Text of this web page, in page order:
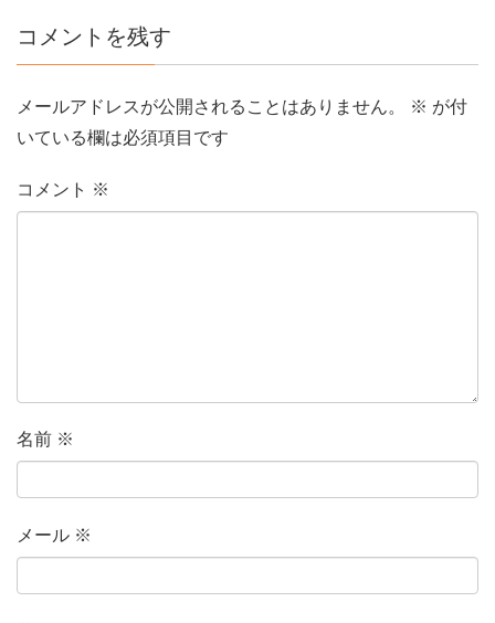
コメントを残す
メールアドレスが公開されることはありません。 ※ が付
いている欄は必須項目です
コメント ※
名前 ※
メール ※